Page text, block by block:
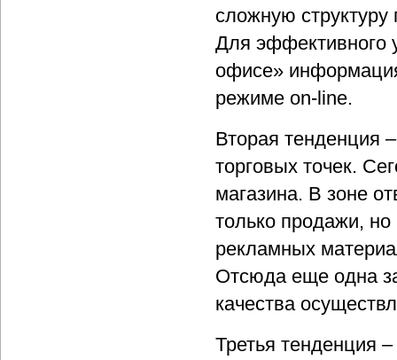
сложную структуру
Для эффективного
офисе»
режиме on-line.
Вторая тенденция
торговых точек.
магазина. В зоне
только продажи,
рекламных
Отсюда еще одна
качества
Третья тенденция